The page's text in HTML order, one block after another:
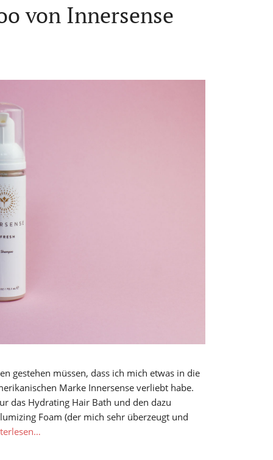
von Innersense
gestehen müssen, dass ich mich etwas in die
Marke Innersense verliebt habe.
das Hydrating Hair Bath und den dazu
Foam (der mich sehr überzeugt und